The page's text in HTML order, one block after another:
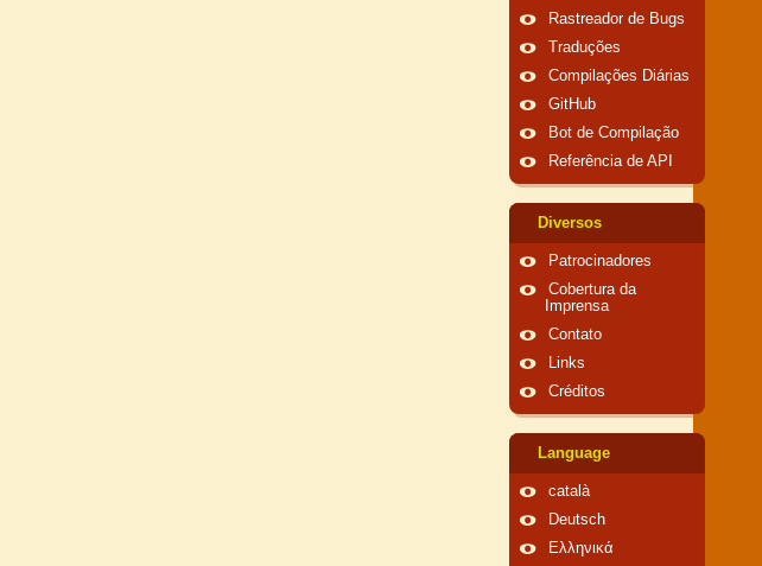
Rastreador de Bugs
Traduções
Compilações Diárias
GitHub
Bot de Compilação
Referência de API
Diversos
Patrocinadores
Cobertura da
Imprensa
Contato
Links
Créditos
Language
català
Deutsch
Ελληνικά